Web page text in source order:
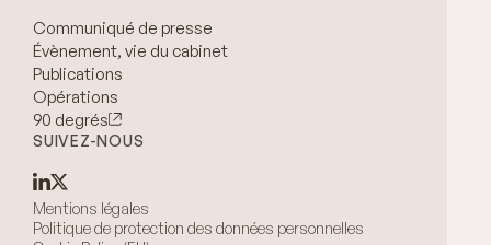
Communiqué de presse
Évènement, vie du cabinet
Publications
Opérations
90 degrés
SUIVEZ-NOUS
Mentions légales
Politique de protection des données personnelles